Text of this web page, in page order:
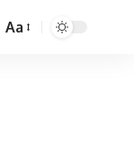
Redimensionar
Aa